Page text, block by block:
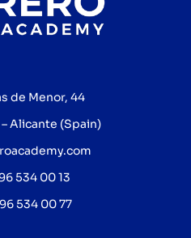
de Menor, 44
Alicante (Spain)
534 00 13
534 00 77